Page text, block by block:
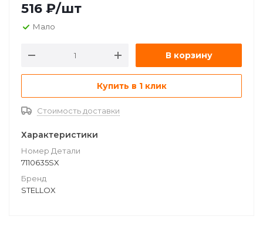
516 ₽/шт
Мало
В корзину
Купить в 1 клик
Стоимость доставки
Характеристики
Номер Детали
7110635SX
Бренд
STELLOX